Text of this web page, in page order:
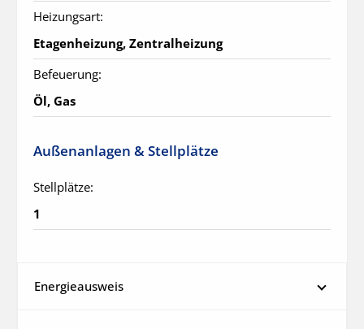
Heizungsart:
Etagenheizung, Zentralheizung
Befeuerung:
Öl, Gas
Außenanlagen & Stellplätze
Stellplätze:
1
Energieausweis